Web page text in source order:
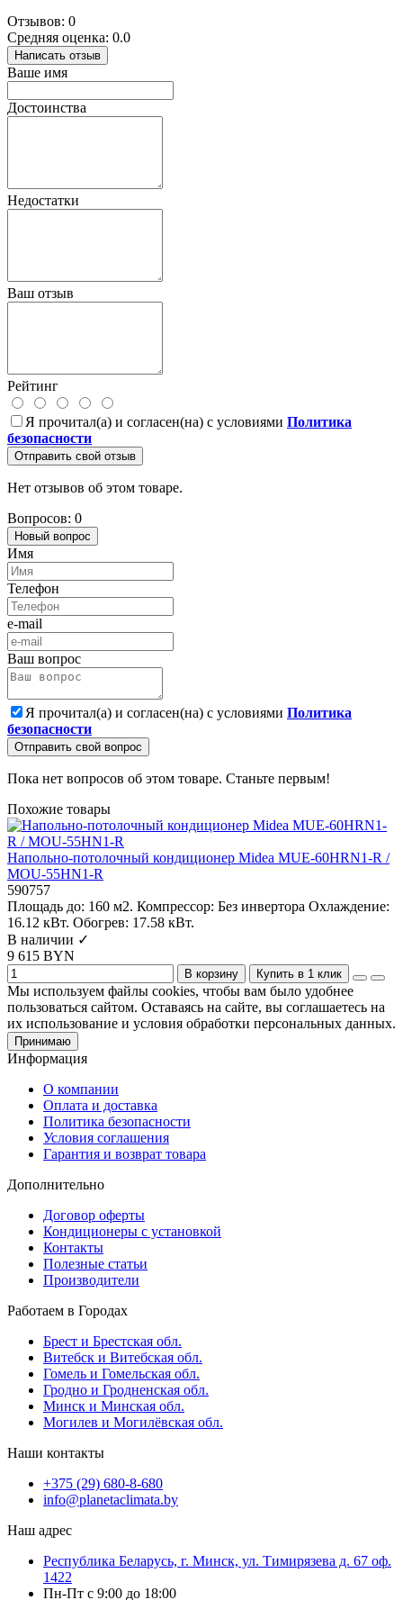
Отзывов: 0
Средняя оценка: 0.0
Написать отзыв
Ваше имя
Достоинства
Недостатки
Ваш отзыв
Рейтинг
Я прочитал(а) и согласен(на) с условиями Политика
безопасности
Отправить свой отзыв
Нет отзывов об этом товаре.
Вопросов: 0
Новый вопрос
Имя
Телефон
e-mail
Ваш вопрос
Я прочитал(а) и согласен(на) с условиями Политика
безопасности
Отправить свой вопрос
Пока нет вопросов об этом товаре. Станьте первым!
Похожие товары
Напольно-потолочный кондиционер Midea MUE-60HRN1-R /
MOU-55HN1-R
590757
Площадь до: 160 м2. Компрессор: Без инвертора Охлаждение:
16.12 кВт. Обогрев: 17.58 кВт.
В наличии ✓
9 615 BYN
В корзину Купить в 1 клик
Мы используем файлы cookies, чтобы вам было удобнее
пользоваться сайтом. Оставаясь на сайте, вы соглашаетесь на
их использование и условия обработки персональных данных.
Принимаю
Информация
О компании
Оплата и доставка
Политика безопасности
Условия соглашения
Гарантия и возврат товара
Дополнительно
Договор оферты
Кондиционеры с установкой
Контакты
Полезные статьи
Производители
Работаем в Городах
Брест и Брестская обл.
Витебск и Витебская обл.
Гомель и Гомельская обл.
Гродно и Гродненская обл.
Минск и Минская обл.
Могилев и Могилёвская обл.
Наши контакты
+375 (29) 680-8-680
info@planetaclimata.by
Наш адрес
Республика Беларусь, г. Минск, ул. Тимирязева д. 67 оф.
1422
Пн-Пт с 9:00 до 18:00